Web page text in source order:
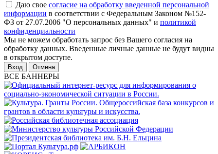
Даю свое согласие на обработку введенной персональной
информации в соответствии с Федеральным Законом №152-
ФЗ от 27.07.2006 "О персональных данных" и политикой
конфиденциальности
Мы не можем обработать запрос без Вашего согласия на
обработку данных. Введенные личные данные не будут видны
в открытом доступе.
Отмена
ВСЕ БАННЕРЫ